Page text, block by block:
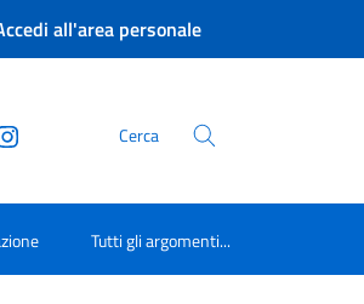
all'area personale
Cerca
Tutti gli argomenti...